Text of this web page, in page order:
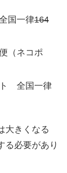
国一律164
（ネコポ
ト 全国一律
大きくなる
る必要があり